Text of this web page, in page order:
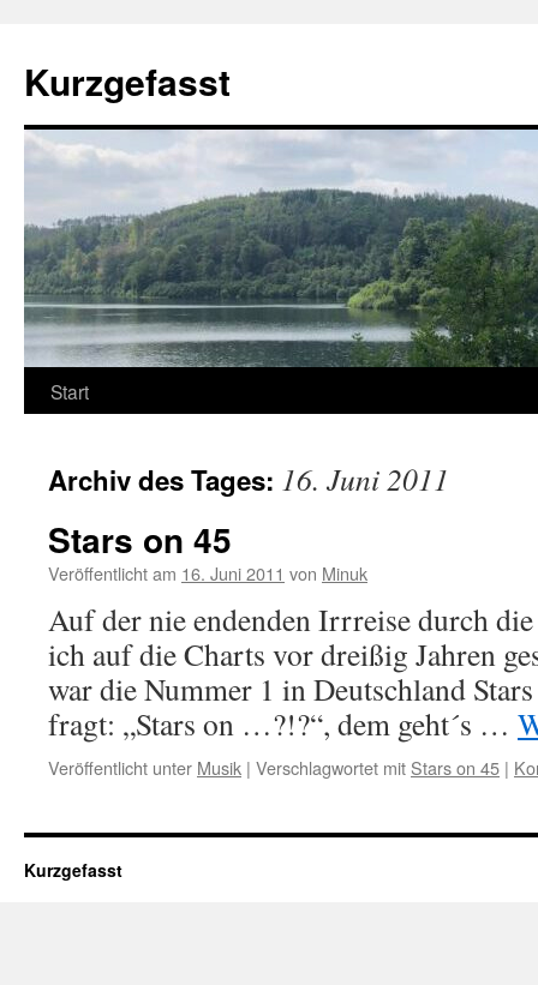
springen
Kurzgefasst
Start
Archiv des Tages: 16. Juni 2011
Stars on 45
Veröffentlicht am 16. Juni 2011 von Minuk
Auf der nie endenden Irrreise durch
ich auf die Charts vor dreißig Jahren
war die Nummer 1 in Deutschland
fragt: „Stars on …?!?“, dem geht´s …
Veröffentlicht unter Musik | Verschlagwortet mit Stars on 45 |
Kurzgefasst